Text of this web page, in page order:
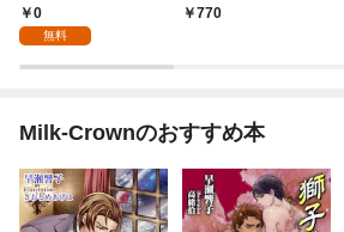
0
無料
770
Milk-Crownのおすすめ本